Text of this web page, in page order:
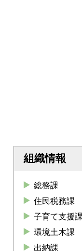
組織情報
総務課
住民税務課
子育て支援課
環境土木課
出納課